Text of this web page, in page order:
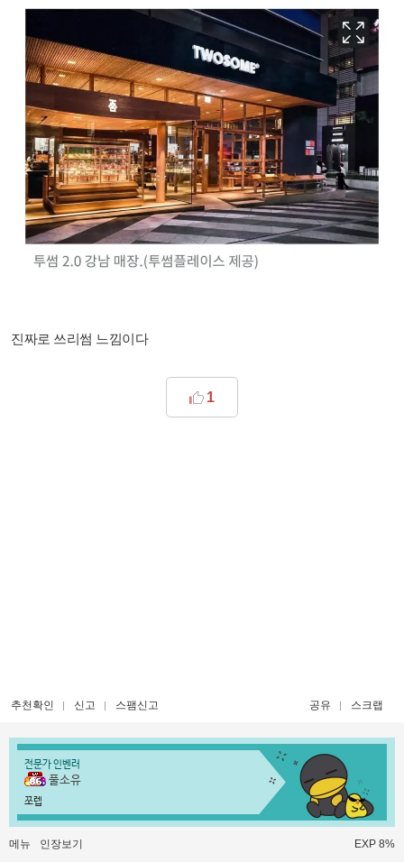
진짜로 쓰리썸 느낌이다
1
추천확인 신고 스팸신고 공유 스크랩
전문가 인벤러
풀소유
쪼렙
메뉴 인장보기 EXP 8%